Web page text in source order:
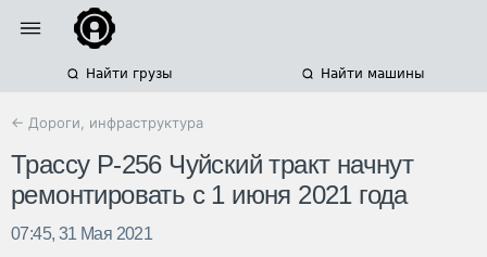
Найти грузы Найти машины
← Дороги, инфраструктура
Трассу Р-256 Чуйский тракт начнут
ремонтировать с 1 июня 2021 года
07:45, 31 Мая 2021